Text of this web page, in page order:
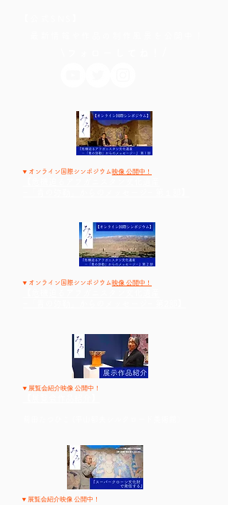
▼ オンライン国際シンポジウム 映像 公開中！
▼ オンライン国際シンポジウム 映像 公開中！
▼ 展覧会紹介映像 公開中！
▼ 展覧会紹介映像 公開中！